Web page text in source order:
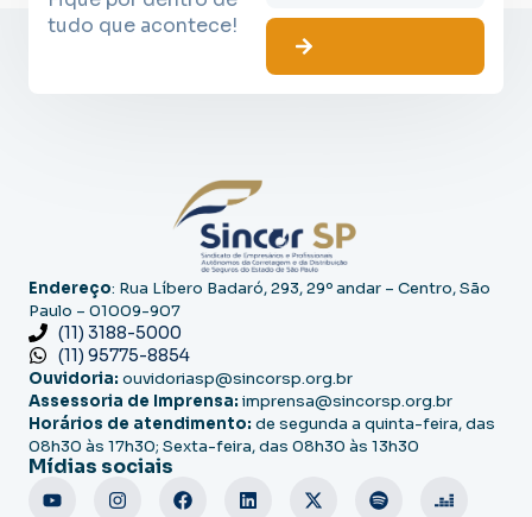
tudo que acontece!
Endereço: Rua Líbero Badaró, 293, 29º andar – Centro, São
Paulo – 01009-907
(11) 3188-5000
(11) 95775-8854
Ouvidoria: ouvidoriasp@sincorsp.org.br
Assessoria de Imprensa: imprensa@sincorsp.org.br
Horários de atendimento: de segunda a quinta-feira, das
08h30 às 17h30; Sexta-feira, das 08h30 às 13h30
Mídias sociais